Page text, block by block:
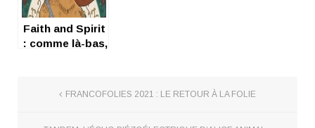
Faith and Spirit
: comme là-bas,
FRANCOFOLIES 2021 : LE RETOUR À LA FOLIE